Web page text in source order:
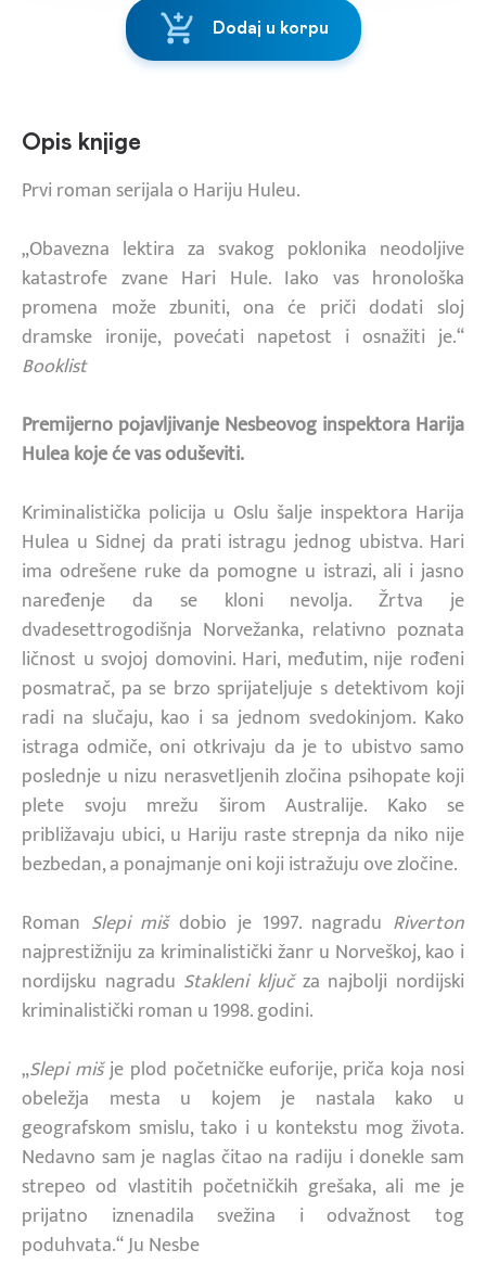
Dodaj u korpu
Opis knjige
Prvi roman serijala o Hariju Huleu.
„Obavezna lektira za svakog poklonika neodoljive
katastrofe zvane Hari Hule. Iako vas hronološka
promena može zbuniti, ona će priči dodati sloj
dramske ironije, povećati napetost i osnažiti je.“
Booklist
Premijerno pojavljivanje Nesbeovog inspektora Harija
Hulea koje će vas oduševiti.
Kriminalistička policija u Oslu šalje inspektora Harija
Hulea u Sidnej da prati istragu jednog ubistva. Hari
ima odrešene ruke da pomogne u istrazi, ali i jasno
naređenje da se kloni nevolja. Žrtva je
dvadesettrogodišnja Norvežanka, relativno poznata
ličnost u svojoj domovini. Hari, međutim, nije rođeni
posmatrač, pa se brzo sprijateljuje s detektivom koji
radi na slučaju, kao i sa jednom svedokinjom. Kako
istraga odmiče, oni otkrivaju da je to ubistvo samo
poslednje u nizu nerasvetljenih zločina psihopate koji
plete svoju mrežu širom Australije. Kako se
približavaju ubici, u Hariju raste strepnja da niko nije
bezbedan, a ponajmanje oni koji istražuju ove zločine.
Roman Slepi mišdobio je 1997. nagradu Riverton
najprestižniju za kriminalistički žanr u Norveškoj, kao i
nordijsku nagradu Stakleni ključza najbolji nordijski
kriminalistički roman u 1998. godini.
„Slepi mišje plod početničke euforije, priča koja nosi
obeležja mesta u kojem je nastala kako u
geografskom smislu, tako i u kontekstu mog života.
Nedavno sam je naglas čitao na radiju i donekle sam
strepeo od vlastitih početničkih grešaka, ali me je
prijatno iznenadila svežina i odvažnost tog
poduhvata.“ Ju Nesbe